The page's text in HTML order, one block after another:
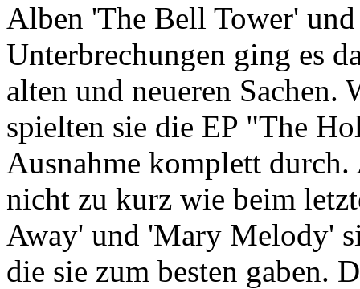
Alben 'The Bell Tower'
Unterbrechungen ging es
alten und neueren Sachen.
spielten sie die EP "The
Ausnahme komplett durch.
nicht zu kurz wie beim
Away' und 'Mary Melody'
die sie zum besten gaben.